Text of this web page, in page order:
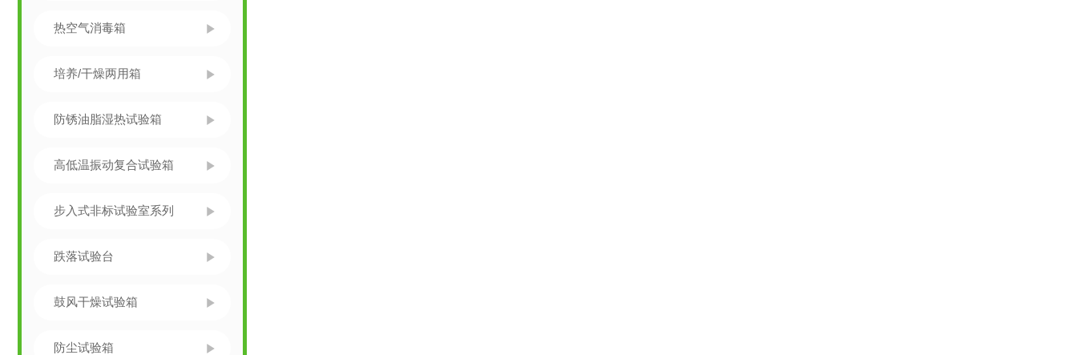
热空气消毒箱
培养/干燥两用箱
防锈油脂湿热试验箱
高低温振动复合试验箱
步入式非标试验室系列
跌落试验台
鼓风干燥试验箱
防尘试验箱